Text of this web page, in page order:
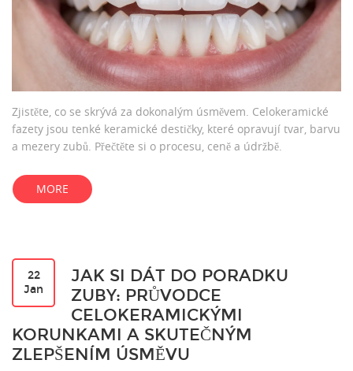
Zjistěte, co se skrývá za dokonalým úsměvem. Celokeramické
fazety jsou tenké keramické destičky, které opravují tvar, barvu
a mezery zubů. Přečtěte si o procesu, ceně a údržbě.
MORE
22
Jan
JAK SI DÁT DO PORADKU
ZUBY: PRŮVODCE
CELOKERAMICKÝMI
KORUNKAMI A SKUTEČNÝM
ZLEPŠENÍM ÚSMĚVU